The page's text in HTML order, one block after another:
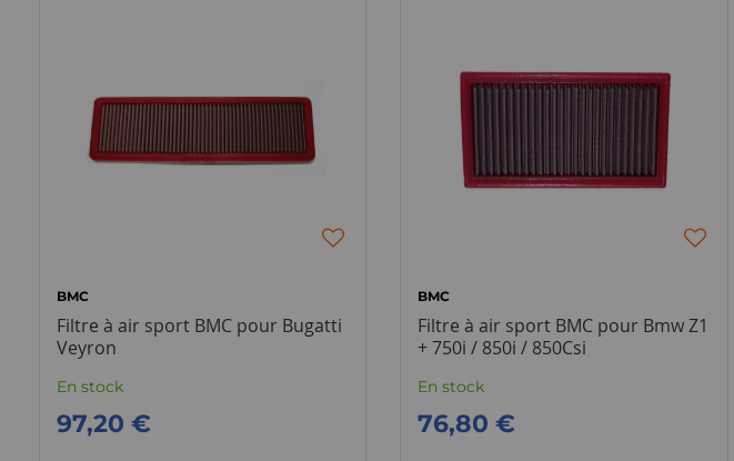
BMC
Filtre à air sport BMC pour Bugatti
Veyron
En stock
97,20 €
BMC
Filtre à air sport BMC pour Bmw Z1
+ 750i / 850i / 850Csi
En stock
76,80 €